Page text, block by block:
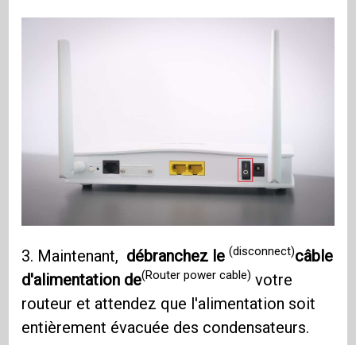
3. Maintenant, débranchez le(disconnect)câble
d'alimentation de(Router power cable) votre
routeur et attendez que l'alimentation soit
entièrement évacuée des condensateurs.